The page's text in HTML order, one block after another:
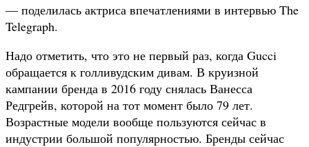
— поделилась актриса впечатлениями в интервью The
Telegraph.
Надо отметить, что это не первый раз, когда Gucci
обращается к голливудским дивам. В круизной
кампании бренда в 2016 году снялась Ванесса
Редгрейв, которой на тот момент было 79 лет.
Возрастные модели вообще пользуются сейчас в
индустрии большой популярностью. Бренды сейчас